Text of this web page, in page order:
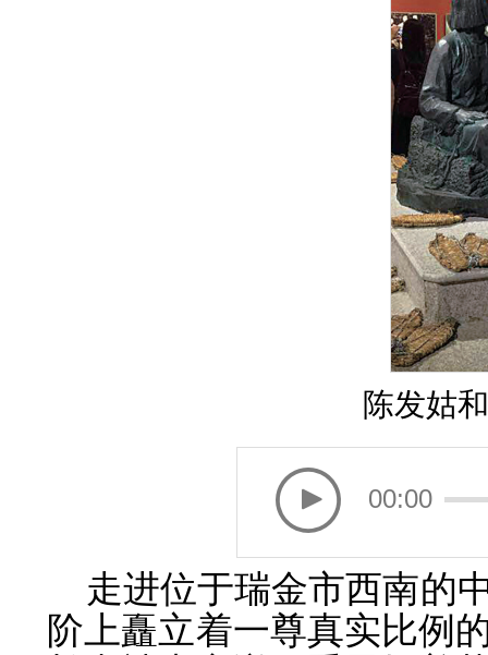
陈发姑
00:00
走进位于瑞金市西南的
阶上矗立着一尊真实比例